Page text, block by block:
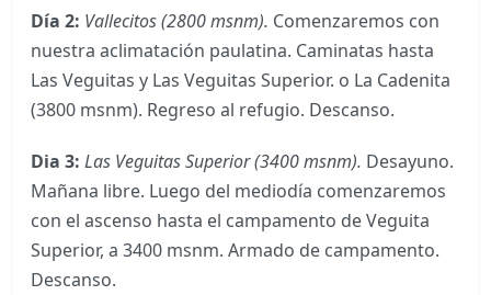
Día 2: Vallecitos (2800 msnm). Comenzaremos con
nuestra aclimatación paulatina. Caminatas hasta
Las Veguitas y Las Veguitas Superior. o La Cadenita
(3800 msnm). Regreso al refugio. Descanso.
Dia 3: Las Veguitas Superior (3400 msnm). Desayuno.
Mañana libre. Luego del mediodía comenzaremos
con el ascenso hasta el campamento de Veguita
Superior, a 3400 msnm. Armado de campamento.
Descanso.